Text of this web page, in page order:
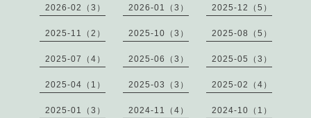
2026-02（3） 2026-01（3） 2025-12（5）
2025-11（2） 2025-10（3） 2025-08（5）
2025-07（4） 2025-06（3） 2025-05（3）
2025-04（1） 2025-03（3） 2025-02（4）
2025-01（3） 2024-11（4） 2024-10（1）